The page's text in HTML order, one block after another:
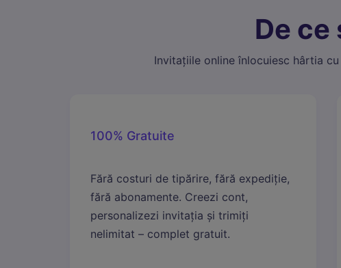
De ce
Invitațiile online înlocuiesc hârtia
100% Gratuite
Fără costuri de tipărire, fără expediție,
fără abonamente. Creezi cont,
personalizezi invitația și trimiți
nelimitat – complet gratuit.